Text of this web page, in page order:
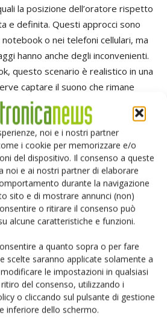
noi e i nostri partner
i cookie per memorizzare e/o
del dispositivo. Il consenso a queste
noi e ai nostri partner di elaborare
durante la navigazione
sito e di mostrare annunci (non)
o ritirare il consenso può
alcune caratteristiche e funzioni.
a quanto sopra o per fare
scelte saranno applicate solamente a
le impostazioni in qualsiasi
del consenso, utilizzando i
o cliccando sul pulsante di gestione
inferiore dello schermo.
la posizione dell’oratore rispetto
e definita. Questi approcci sono
o nei telefoni cellulari, ma
hanno anche degli inconvenienti.
questo scenario è realistico in una
captare il suono che rimane
della videocamera, ma impedisce
essere usato come telefono da
interlocutori sono seduti
cellulari, la posizione della
confinata in uno spazio ben
elevata ed efficace
ambientale, ma ciò significa che
nella posizione che ci si
vocale viene drasticamente
soluzione che si affida alla sola
umana per prendere decisioni
parlato e su cosa deve
in quanto rumore, non è
un più ampio campo di